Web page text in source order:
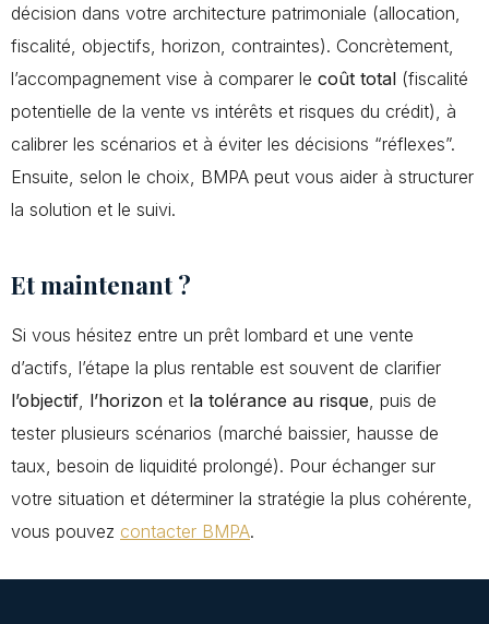
décision dans votre architecture patrimoniale (allocation,
fiscalité, objectifs, horizon, contraintes). Concrètement,
l’accompagnement vise à comparer le coût total (fiscalité
potentielle de la vente vs intérêts et risques du crédit), à
calibrer les scénarios et à éviter les décisions “réflexes”.
Ensuite, selon le choix, BMPA peut vous aider à structurer
la solution et le suivi.
Et maintenant ?
Si vous hésitez entre un prêt lombard et une vente
d’actifs, l’étape la plus rentable est souvent de clarifier
l’objectif l’horizon et la tolérance au risque , puis de
tester plusieurs scénarios (marché baissier, hausse de
taux, besoin de liquidité prolongé). Pour échanger sur
votre situation et déterminer la stratégie la plus cohérente,
vous pouvez contacter BMPA.